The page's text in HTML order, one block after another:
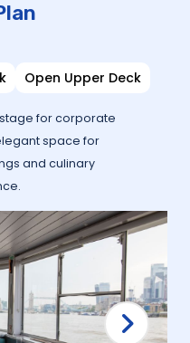
Open Upper Deck
for corporate
space for
and culinary